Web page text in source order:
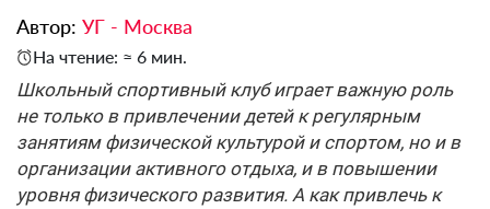
Автор: УГ - Москва
На чтение: ≈ 6 мин.
Школьный спортивный клуб играет важную роль
не только в привлечении детей к регулярным
занятиям физической культурой и спортом, но и в
организации активного отдыха, и в повышении
уровня физического развития. А как привлечь к